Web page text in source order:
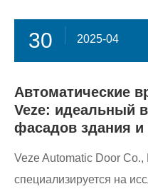
30 2025-04
Автоматические
Veze: идеальный
фасадов здания
Veze Automatic Door Co.,
специализируется на